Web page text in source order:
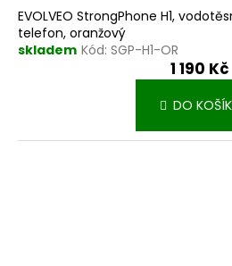
EVOLVEO StrongPhone H1,
telefon, oranžový
skladem Kód: SGP-H1-OR
1 190 Kč
DO